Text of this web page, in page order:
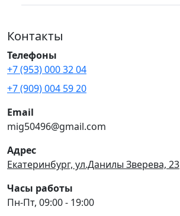
Контакты
Телефоны
+7 (953) 000 32 04
+7 (909) 004 59 20
Email
mig50496@gmail.com
Адрес
Екатеринбург, ул.Данилы Зверева, 23
Часы работы
Пн-Пт, 09:00 - 19:00